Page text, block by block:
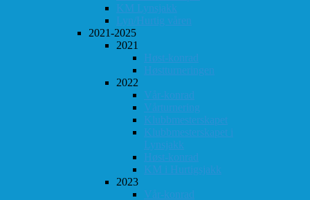
KM Lynsjakk
Lyn/Hurtig våren
2021-2025
2021
Høst-konrad
Høstturneringen
2022
Vår-konrad
Vårturnering
Klubbmesterskapet
Klubbmesterskapet i
Lynsjakk
Høst-konrad
KM i Hurtigsjakk
2023
Vår-konrad